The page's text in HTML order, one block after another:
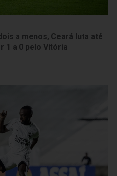
a menos, Ceará luta até
1 a 0 pelo Vitória